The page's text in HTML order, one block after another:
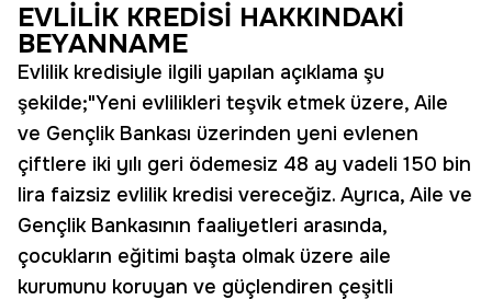
EVLİLİK KREDİSİ HAKKINDAKİ
BEYANNAME
Evlilik kredisiyle ilgili yapılan açıklama şu
şekilde;"Yeni evlilikleri teşvik etmek üzere, Aile
ve Gençlik Bankası üzerinden yeni evlenen
çiftlere iki yılı geri ödemesiz 48 ay vadeli 150 bin
lira faizsiz evlilik kredisi vereceğiz. Ayrıca, Aile ve
Gençlik Bankasının faaliyetleri arasında,
çocukların eğitimi başta olmak üzere aile
kurumunu koruyan ve güçlendiren çeşitli